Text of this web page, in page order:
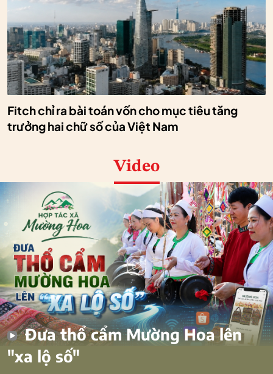
Fitch chỉ ra bài toán vốn cho mục tiêu tăng
trưởng hai chữ số của Việt Nam
Video
Đưa thổ cẩm Mường Hoa lên
"xa lộ số"